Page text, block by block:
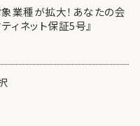
業種が拡大！あなたの会
ィネット保証5号』